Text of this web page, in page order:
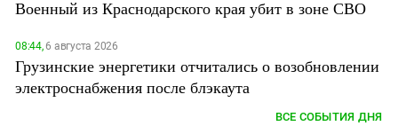
Военный из Краснодарского края убит в зоне СВО
08:44,6 августа 2026
Грузинские энергетики отчитались о возобновлении
электроснабжения после блэкаута
ВСЕ СОБЫТИЯ ДНЯ